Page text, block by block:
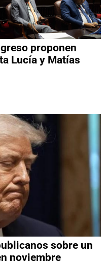
proponen
Lucía y Matías
sobre un
noviembre